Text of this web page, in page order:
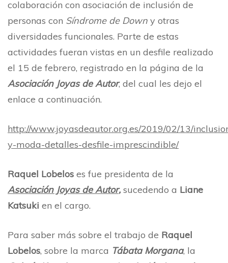
colaboración con asociación de inclusión de
personas con Síndrome de Down y otras
diversidades funcionales. Parte de estas
actividades fueran vistas en un desfile realizado
el 15 de febrero, registrado en la página de la
Asociación Joyas de Autor, del cual les dejo el
enlace a continuación.
http://www.joyasdeautor.org.es/2019/02/13/
y-moda-detalles-desfile-imprescindible/
Raquel Lobelos es fue presidenta de la
Asociación Joyas de Autor,sucedendo a Liane
Katsuki en el cargo.
Para saber más sobre el trabajo de Raquel
Lobelos, sobre la marca Tábata Morgana, la